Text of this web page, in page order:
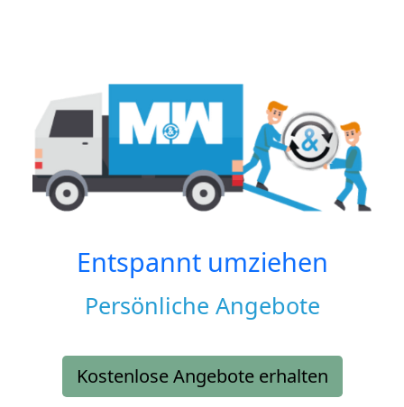
Entspannt umziehen
Persönliche Angebote
Kostenlose Angebote erhalten